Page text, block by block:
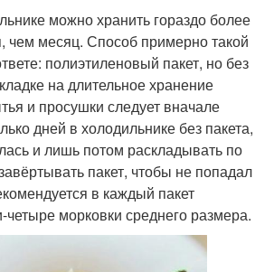
можно хранить гораздо более
чем месяц. Способ примерно такой
полиэтиленовый пакет, но без
на длительное хранение
и просушки следует вначале
дней в холодильнике без пакета,
и лишь потом раскладывать по
пакет, чтобы не попадал
в каждый пакет
четыре морковки среднего размера.